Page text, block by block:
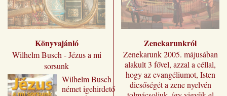
Könyvajánló
Wilhelm Busch - Jézus a mi
sorsunk
Wilhelm ​Busch
német igehirdető
Zenekarunkról
Zenekarunk 2005. májusában
alakult 3 fővel, azzal a céllal,
hogy az evangéliumot, Isten
dicsőségét a zene nyelvén